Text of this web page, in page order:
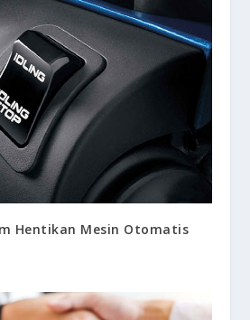
Hentikan Mesin Otomatis